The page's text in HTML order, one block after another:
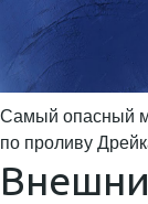
Самый опасный
по проливу